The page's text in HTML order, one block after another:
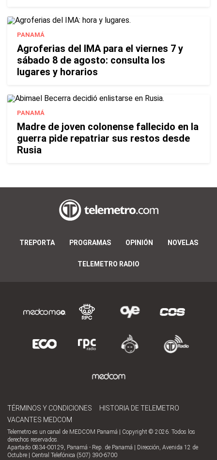
PANAMÁ
Agroferias del IMA para el viernes 7 y
sábado 8 de agosto: consulta los
lugares y horarios
PANAMÁ
Madre de joven colonense fallecido en la
guerra pide repatriar sus restos desde
Rusia
TREPORTA PROGRAMAS OPINIÓN NOVELAS
TELEMETRO RADIO
TÉRMINOS Y CONDICIONES
HISTORIA DE TELEMETRO
VACANTES MEDCOM
Telemetro es un canal de MEDCOM Panamá | Copyright © 2026. Todos los
derechos reservados.
Apartado 0834-00129, Panamá - Rep. de Panamá | Dirección, Avenida 12 de
Octubre | Central Telefónica (507) 390-6700